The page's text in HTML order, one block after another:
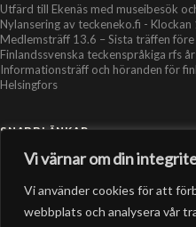
Vi värnar om din
Vi använder cookies för att
webbplats och analysera vår
Utfärd till Ekenäs med museibesök
Nylansering av teckeneko.fi - Klockan
Medlemsträff 13.6 – Sista träffen
Finlandssvenska teckenspråkiga rfs
Informationsträff och höranden för
Helsingfors
SNABBLÄNKAR
Personer
Organisationer